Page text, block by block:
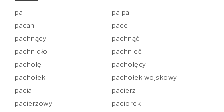
pa
pa pa
pacan
pace
pachnący
pachnąć
pachnidło
pachnieć
pacholę
pacholęcy
pachołek
pachołek wojskowy
pacia
pacierz
pacierzowy
paciorek